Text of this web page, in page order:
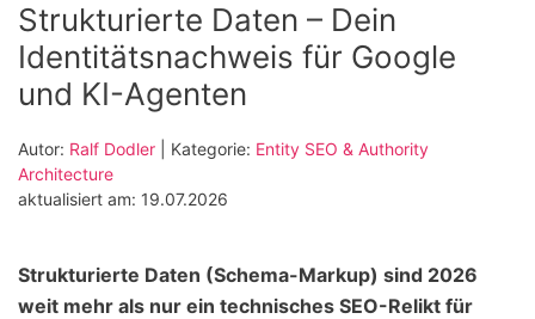
Strukturierte Daten – Dein
Identitätsnachweis für Google
und KI-Agenten
Autor: Ralf Dodler | Kategorie: Entity SEO & Authority
Architecture
aktualisiert am: 19.07.2026
Strukturierte Daten (Schema-Markup) sind 2026
weit mehr als nur ein technisches SEO-Relikt für